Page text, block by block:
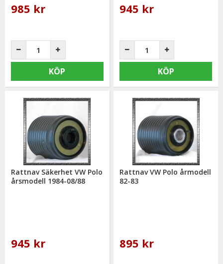
985 kr
KÖP
945 kr
KÖP
Rattnav Säkerhet VW Polo
årsmodell 1984-08/88
945 kr
Rattnav VW Polo årmodell
82-83
895 kr